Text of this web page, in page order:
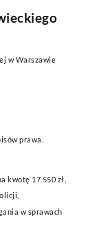
w Warszawie
prawa.
kwotę 17.550 zł,
w sprawach